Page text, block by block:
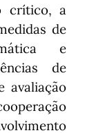
crítico, a
de
e
de
avaliação